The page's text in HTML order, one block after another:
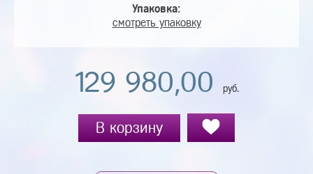
Упаковка:
смотреть упаковку
129 980,00 руб.
В корзину